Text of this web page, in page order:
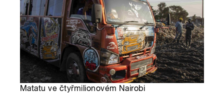
Matatu ve čtyřmilionovém Nairobi